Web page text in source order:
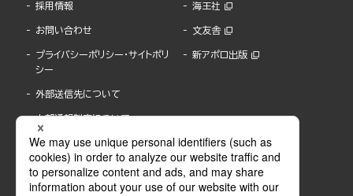
採用情報
お問い合わせ
プライバシーポリシー・サイトポリ
シー
外部送信先について
内部通報制度について
海王社
文友舎
新アポロ出版